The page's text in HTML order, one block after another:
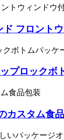
フロント
プロックボ
カスタム食